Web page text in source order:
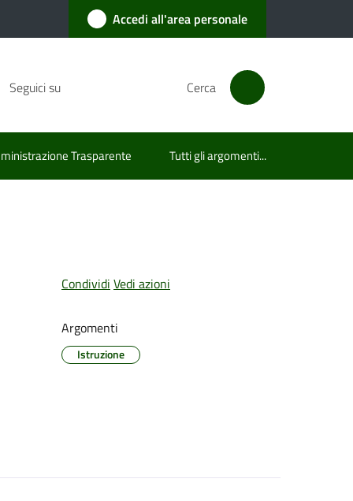
Accedi all'area personale
Seguici su Cerca
Trasparente Tutti gli argomenti...
Condividi Vedi azioni
Argomenti
Istruzione